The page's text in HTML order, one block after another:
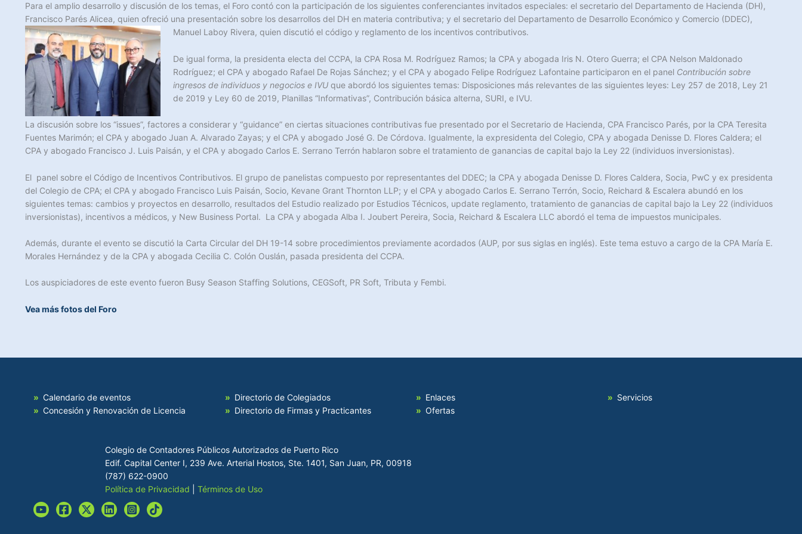
Para el amplio desarrollo y discusión de los temas, el Foro contó con la participación de los siguientes conferenciantes invitados especiales: el secretario del Departamento de Hacienda (DH),
Francisco Parés Alicea, quien ofreció una presentación sobre los desarrollos del DH en materia contributiva; y el secretario del Departamento de Desarrollo Económico y Comercio (DDEC),
Manuel Laboy Rivera, quien discutió el código y reglamento de los incentivos contributivos.
De igual forma, la presidenta electa del CCPA, la CPA Rosa M. Rodríguez Ramos; la CPA y abogada Iris N. Otero Guerra; el CPA Nelson Maldonado
Rodríguez; el CPA y abogado Rafael De Rojas Sánchez; y el CPA y abogado Felipe Rodríguez Lafontaine participaron en el panel Contribución sobre
ingresos de individuos y negocios e IVU que abordó los siguientes temas: Disposiciones más relevantes de las siguientes leyes: Ley 257 de 2018, Ley 21
de 2019 y Ley 60 de 2019, Planillas “Informativas”, Contribución básica alterna, SURI, e IVU.
La discusión sobre los “issues”, factores a considerar y “guidance” en ciertas situaciones contributivas fue presentado por el Secretario de Hacienda, CPA Francisco Parés, por la CPA Teresita
Fuentes Marimón; el CPA y abogado Juan A. Alvarado Zayas; y el CPA y abogado José G. De Córdova. Igualmente, la expresidenta del Colegio, CPA y abogada Denisse D. Flores Caldera; el
CPA y abogado Francisco J. Luis Paisán, y el CPA y abogado Carlos E. Serrano Terrón hablaron sobre el tratamiento de ganancias de capital bajo la Ley 22 (individuos inversionistas).
El panel sobre el Código de Incentivos Contributivos. El grupo de panelistas compuesto por representantes del DDEC; la CPA y abogada Denisse D. Flores Caldera, Socia, PwC y ex presidenta
del Colegio de CPA; el CPA y abogado Francisco Luis Paisán, Socio, Kevane Grant Thornton LLP; y el CPA y abogado Carlos E. Serrano Terrón, Socio, Reichard & Escalera abundó en los
siguientes temas: cambios y proyectos en desarrollo, resultados del Estudio realizado por Estudios Técnicos, update reglamento, tratamiento de ganancias de capital bajo la Ley 22 (individuos
inversionistas), incentivos a médicos, y New Business Portal. La CPA y abogada Alba I. Joubert Pereira, Socia, Reichard & Escalera LLC abordó el tema de impuestos municipales.
Además, durante el evento se discutió la Carta Circular del DH 19-14 sobre procedimientos previamente acordados (AUP, por sus siglas en inglés). Este tema estuvo a cargo de la CPA María E.
Morales Hernández y de la CPA y abogada Cecilia C. Colón Ouslán, pasada presidenta del CCPA.
Los auspiciadores de este evento fueron Busy Season Staffing Solutions, CEGSoft, PR Soft, Tributa y Fembi.
Vea más fotos del Foro
Calendario de eventos
Concesión y Renovación de Licencia
Directorio de Colegiados
Directorio de Firmas y Practicantes
Enlaces
Ofertas
Servicios
Colegio de Contadores Públicos Autorizados de Puerto Rico
Edif. Capital Center I, 239 Ave. Arterial Hostos, Ste. 1401, San Juan, PR, 00918
(787) 622-0900
Política de Privacidad
Términos de Uso